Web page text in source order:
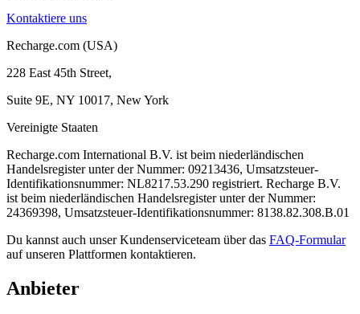
Kontaktiere uns
Recharge.com (USA)
228 East 45th Street,
Suite 9E, NY 10017, New York
Vereinigte Staaten
Recharge.com International B.V. ist beim niederländischen
Handelsregister unter der Nummer: 09213436, Umsatzsteuer-
Identifikationsnummer: NL8217.53.290 registriert. Recharge B.V.
ist beim niederländischen Handelsregister unter der Nummer:
24369398, Umsatzsteuer-Identifikationsnummer: 8138.82.308.B.01
Du kannst auch unser Kundenserviceteam über das FAQ-Formular
auf unseren Plattformen kontaktieren.
Anbieter